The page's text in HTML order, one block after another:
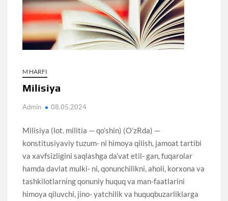
M HARFI
Milisiya
Admin 08.05.2024
Milisiya (lot. militia — qo’shin) (O’zRda) —
konstitusiyaviy tuzum- ni himoya qilish, jamoat tartibi
va xavfsizligini saqlashga da’vat etil- gan, fuqarolar
hamda davlat mulki- ni, qonunchilikni, aholi, korxona va
tashkilotlarning qonuniy huquq va man-faatlarini
himoya qiluvchi, jino- yatchilik va huquqbuzarliklarga